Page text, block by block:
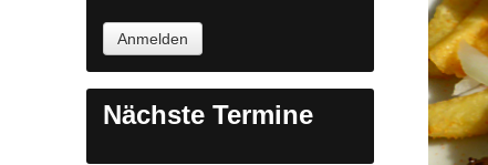
Nächste Termine